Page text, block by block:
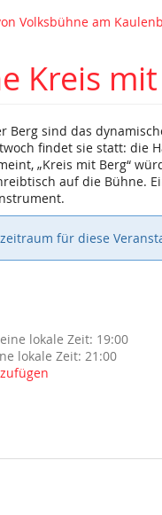
Volksbühne am
Kreis
Berg sind das
findet sie statt: die
„Kreis mit Berg“
auf die Bühne.
für diese
lokale Zeit: 19:00
lokale Zeit: 21:00